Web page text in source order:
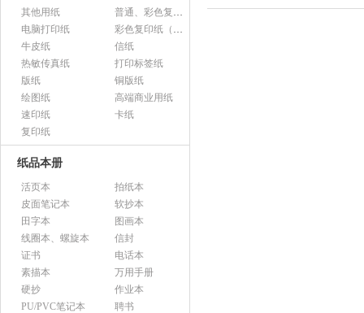
其他用纸
普通、彩色复印纸
电脑打印纸
彩色复印纸（政采）
牛皮纸
信纸
热敏传真纸
打印标签纸
版纸
铜版纸
绘图纸
高端商业用纸
速印纸
卡纸
复印纸
纸品本册
活页本
拍纸本
皮面笔记本
软抄本
田字本
图画本
线圈本、螺旋本
信封
证书
电话本
素描本
万用手册
硬抄
作业本
PU/PVC笔记本
聘书